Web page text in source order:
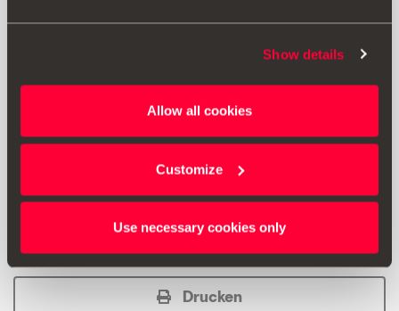
Show details
Allow all cookies
Customize
Use necessary cookies only
Stahl. Teile: 1 Ratschenschlüssel/Schraubendreher, 1
Verlängerung 1/4´´x 100 mm, 1 Bit-Adapter 1/4´´, 9
mm, 30 Bits 1/4´´ 25 mm: TORX: T10-T15-T20-T25-T27-
T30-T40, SCHLITZ: 3-4-5-6-7, SECHSKANT: 2-2.5-3-4-5-
POZIDRIVE: PZ1 (2 St.), PZ2 (2 St.), PZ3 (2 St.) und
Unverbindliche Preisempfehlung:147.83 € *
Drucken